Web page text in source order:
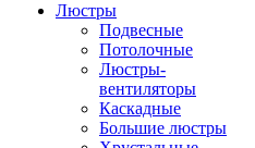
Люстры
Подвесные
Потолочные
Люстры-
вентиляторы
Каскадные
Большие люстры